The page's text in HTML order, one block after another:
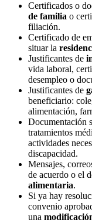
Certificados o
de familia o
filiación.
Certificado de
situar la
Justificantes de
vida laboral,
desempleo o
Justificantes de
beneficiario:
alimentación,
Documentación
tratamientos
actividades
discapacidad.
Mensajes,
de acuerdo o el
alimentaria.
Si ya hay
convenio
una